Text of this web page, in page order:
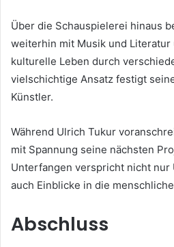
Über die Schauspielerei hinaus
weiterhin mit Musik und
kulturelle Leben durch
vielschichtige Ansatz festigt
Künstler.
Während Ulrich Tukur
mit Spannung seine nächsten
Unterfangen verspricht nicht nur
auch Einblicke in die
Abschluss